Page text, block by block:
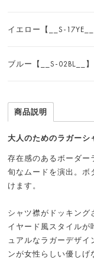
イエロー【__S-17YE__
ブルー【__S-02BL__】
商品説明
大人のためのラガーシ
存在感のあるボーダー
旬なムードを演出。ボ
けます。
シャツ襟がドッキング
イヤード風スタイルが
ュアルなラガーデザイ
ンが女性らしい優し